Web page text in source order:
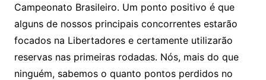
Campeonato Brasileiro. Um ponto positivo é que
alguns de nossos principais concorrentes estarão
focados na Libertadores e certamente utilizarão
reservas nas primeiras rodadas. Nós, mais do que
ninguém, sabemos o quanto pontos perdidos no